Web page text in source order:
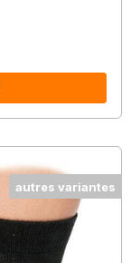
autres variantes